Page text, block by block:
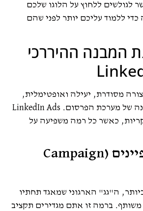
לגולשים ללחוץ על הלוגו שלכם
ללמוד עליכם יותר לפני שהם
המבנה ההיררכי
מסודרת, יעילה ואופטימלית,
חובה להבין את המבנה של מערכת הפרסום. LinkedIn Ads
כאשר כל רמה משפיעה על
1. קבוצת קמפיינים (Campaign
ה"גג" הארגוני שמאגד תחתיו
משותף. ברמה זו אתם מגדירים תקציב